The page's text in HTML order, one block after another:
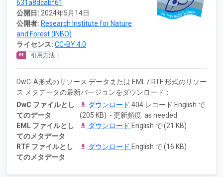
631a8dcabf61
公開日: 2024年5月14日
公開者: Research Institute for Nature
and Forest (INBO)
ライセンス: CC-BY 4.0
引用方法
DwC-A形式のリソース データまたは EML / RTF 形式のリソー
ス メタデータの最新バージョンをダウンロード：
DwC ファイルとし
てのデータ
ダウンロード 404 レコード English で
(205 KB) - 更新頻度: as needed
EML ファイルとし
てのメタデータ
ダウンロード English で (21 KB)
RTF ファイルとし
てのメタデータ
ダウンロード English で (16 KB)